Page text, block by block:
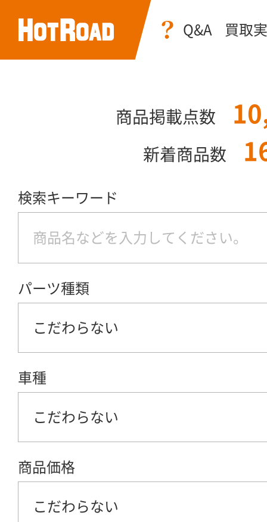
Q&A 買取
商品掲載点数
新着商品数
検索キーワード
パーツ種類
こだわらない
車種
こだわらない
商品価格
こだわらない